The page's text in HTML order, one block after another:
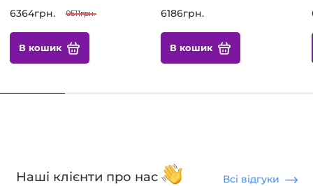
6364грн. 9511грн.
В кошик
6186грн.
В кошик
Наші клієнти про нас Всі відгуки